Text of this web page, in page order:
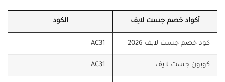
أكواد خصم جست لايف الكود
كود خصم جست لايف 2026 AC31
كوبون جست لايف AC31